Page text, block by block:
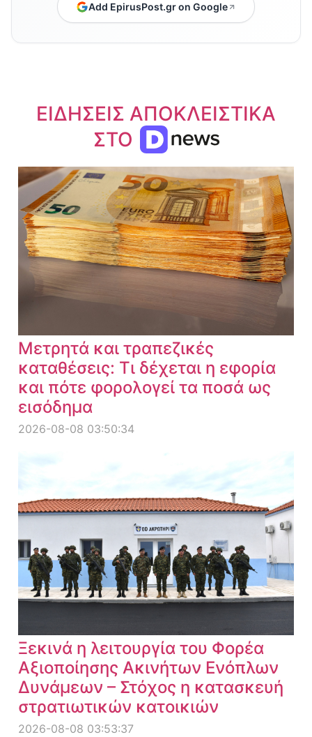
Add EpirusPost.gr on Google
ΕΙΔΗΣΕΙΣ ΑΠΟΚΛΕΙΣΤΙΚΑ
ΣΤΟ
Μετρητά και τραπεζικές
καταθέσεις: Τι δέχεται η εφορία
και πότε φορολογεί τα ποσά ως
εισόδημα
2026-08-08 03:50:34
Ξεκινά η λειτουργία του Φορέα
Αξιοποίησης Ακινήτων Ενόπλων
Δυνάμεων – Στόχος η κατασκευή
στρατιωτικών κατοικιών
2026-08-08 03:53:37